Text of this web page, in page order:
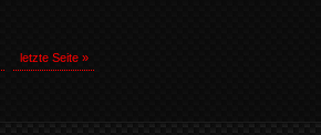
letzte Seite »